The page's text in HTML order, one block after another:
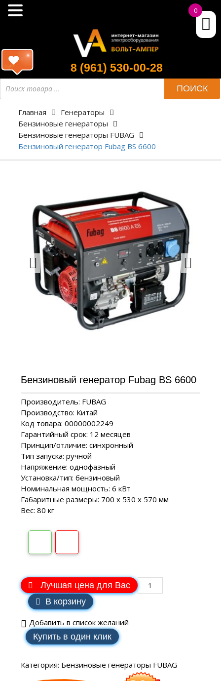
8 (961) 530-00-28
ПОИСК
Главная
Генераторы
Бензиновые генераторы
Бензиновые генераторы FUBAG
Бензиновый генератор Fubag BS 6600
Бензиновый генератор Fubag BS 6600
Производитель: FUBAG
Производство: Китай
Код товара: 00000002249
Гарантийный срок: 12 месяцев
Принцип/отличие: синхронный
Тип запуска: ручной
Напряжение: однофазный
Установка/тип: бензиновый
Номинальная мощность: 6 кВт
Габаритные размеры: 700 х 530 х 570 мм
Вес: 80 кг
Лучшая цена для Вас
В корзину
Добавить в список желаний
Купить в один клик
Категория: Бензиновые генераторы FUBAG
0